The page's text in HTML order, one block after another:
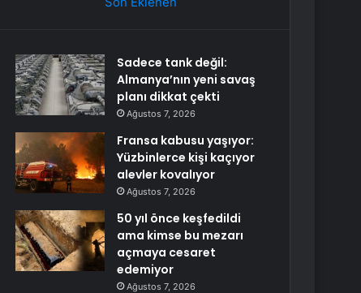
Sadece tank değil:
Almanya’nın yeni savaş
planı dikkat çekti
Ağustos 7, 2026
Fransa kabusu yaşıyor:
Yüzbinlerce kişi kaçıyor
alevler kovalıyor
Ağustos 7, 2026
50 yıl önce keşfedildi
ama kimse bu mezarı
açmaya cesaret
edemiyor
Ağustos 7, 2026